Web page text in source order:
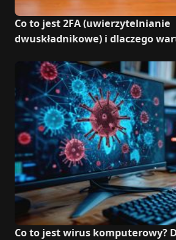
Co to jest 2FA (uwierzytelnianie
dwuskładnikowe) i dlaczego
Co to jest wirus komputerowy?